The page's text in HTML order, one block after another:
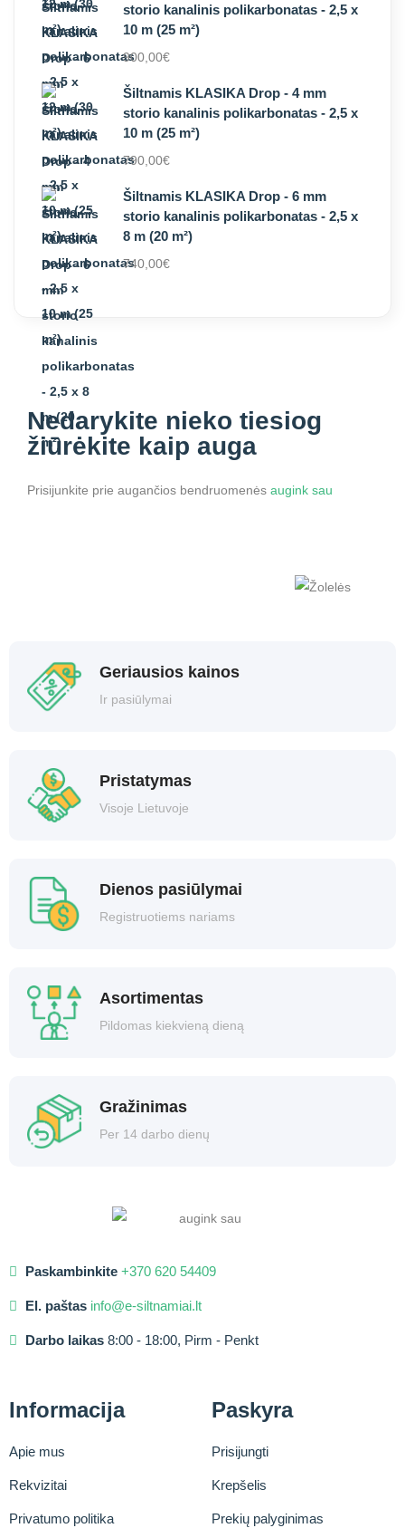
storio kanalinis polikarbonatas - 2,5 x
10 m (25 m²)
900,00€
Šiltnamis KLASIKA Drop - 4 mm
storio kanalinis polikarbonatas - 2,5 x
10 m (25 m²)
790,00€
Šiltnamis KLASIKA Drop - 6 mm
storio kanalinis polikarbonatas - 2,5 x
8 m (20 m²)
740,00€
Nedarykite nieko tiesiog
žiūrėkite kaip auga
Prisijunkite prie augančios bendruomenės augink sau
Geriausios kainos
Ir pasiūlymai
Pristatymas
Visoje Lietuvoje
Dienos pasiūlymai
Registruotiems nariams
Asortimentas
Pildomas kiekvieną dieną
Gražinimas
Per 14 darbo dienų
Paskambinkite +370 620 54409
El. paštas info@e-siltnamiai.lt
Darbo laikas 8:00 - 18:00, Pirm - Penkt
Informacija
Apie mus
Rekvizitai
Privatumo politika
Paskyra
Prisijungti
Krepšelis
Prekių palyginimas